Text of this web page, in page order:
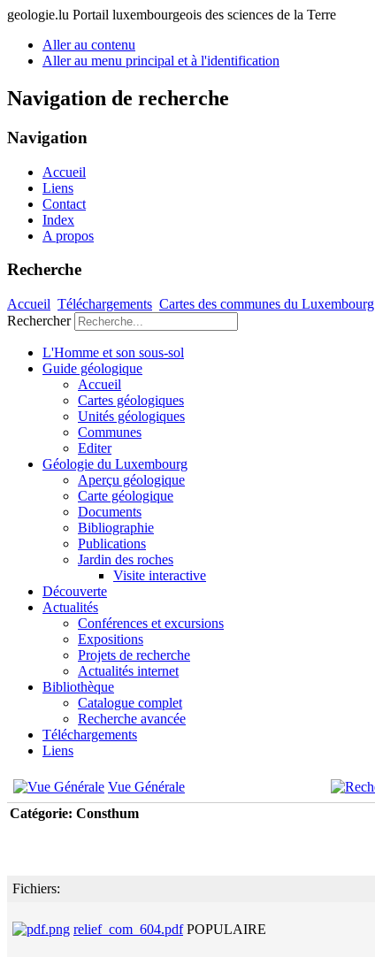
geologie.lu Portail luxembourgeois des sciences de la Terre
Aller au contenu
Aller au menu principal et à l'identification
Navigation de recherche
Navigation
Accueil
Liens
Contact
Index
A propos
Recherche
Accueil Téléchargements Cartes des communes du Luxembourg
Rechercher
L'Homme et son sous-sol
Guide géologique
Accueil
Cartes géologiques
Unités géologiques
Communes
Editer
Géologie du Luxembourg
Aperçu géologique
Carte géologique
Documents
Bibliographie
Publications
Jardin des roches
Visite interactive
Découverte
Actualités
Conférences et excursions
Expositions
Projets de recherche
Actualités internet
Bibliothèque
Catalogue complet
Recherche avancée
Téléchargements
Liens
Vue Générale
Catégorie: Consthum
Fichiers:
relief_com_604.pdf POPULAIRE